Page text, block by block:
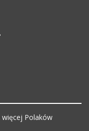
więcej Polaków